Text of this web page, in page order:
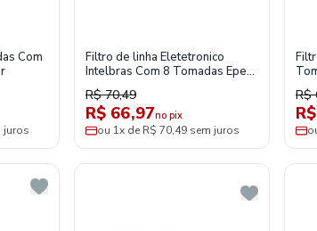
Com
juros
Filtro de linha Eletetronico
Intelbras Com 8 Tomadas Epe
1008
R$ 70,49
R$ 66,97no pix
ou 1x de R$ 70,49 sem juros
R$